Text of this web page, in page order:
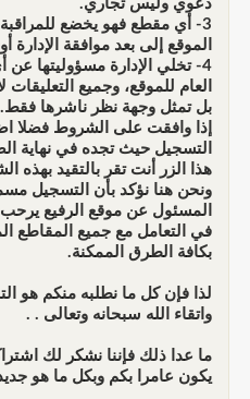
دعوي وليس تجاري.
3- أي مقطع فهو يخضع
الموقع إلى بعد موافقة الإدارة
4- تخلي الإدارة مسؤوليتها
العام للموقع، وجميع التعليقات
بل تمثل وجهة نظر ناشرها فقط.
إذا وافقت على الشروط فضلا
التسجيل حيث تجده في نهاية
هذا الزر أنت تقر بالتقيد بهذه
ونحن هنا نؤكد بأن التسجيل
المسئول عن موقع الرفيع
في التعامل مع جميع المقاطع
بكافة الطرق الممكنة.
لذا فإن كل ما نطلبه منكم هو
واتقاء الله سبحانه وتعالى . .
ما عدا ذلك فإننا نشكر لك
يكون عامرا بكم وبكل ما هو